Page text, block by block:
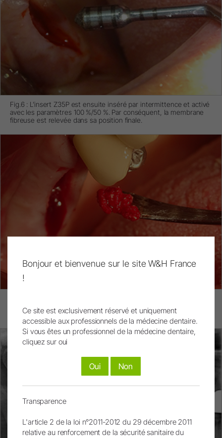
Fig.6 : L’insert Z35P est ensuite inséré par intermittence et activé
avec les paramètres 100 %/50 %. Par conséquent, la membrane
fibreuse est relevée dans sa position finale.
soigneusement placé dans la région de l’ostium du sinus
maxillaire interne, dans la direction apicale.
Bonjour et bienvenue sur le site W&H France
!
Ce site est exclusivement réservé et uniquement
accessible aux professionnels de la médecine dentaire.
Si vous êtes un professionnel de la médecine dentaire,
cliquez sur oui
Oui Non
Transparence
L'article 2 de la loi n°2011-2012 du 29 décembre 2011
relative au renforcement de la sécurité sanitaire du